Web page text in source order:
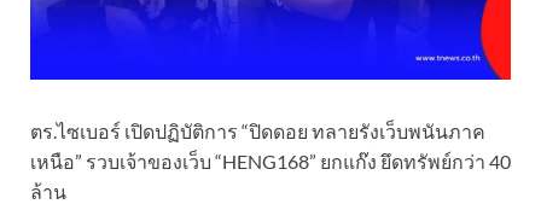
ตร.ไซเบอร์ เปิดปฏิบัติการ “ปิดดอย ทลายรังเว็บพนันภาค
เหนือ” รวบเจ้าของเว็บ “HENG168” ยกแก๊ง ยึดทรัพย์กว่า 40
ล้าน